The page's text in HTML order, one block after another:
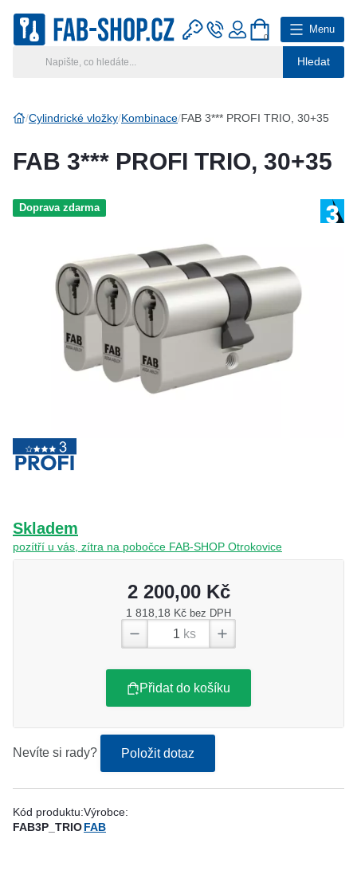
Hledat
0
Menu
Hlavní kategorie
Katalog
Reference
Kontakt
Cylindrické vložky Kombinace FAB 3*** PROFI TRIO, 30+35
FAB 3*** PROFI TRIO, 30+35
Doprava zdarma
Skladem
pozítří u vás, zítra na pobočce FAB-SHOP Otrokovice
2 200,00 Kč
1 818,18 Kč bez DPH
ks
Přidat do košíku
Nevíte si rady? Položit dotaz
Kód produktu:
FAB3P_TRIO
Výrobce:
FAB